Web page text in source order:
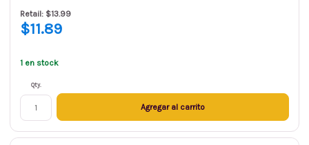
Retail: $13.99
$11.89
1 en stock
Qty.
Agregar al carrito